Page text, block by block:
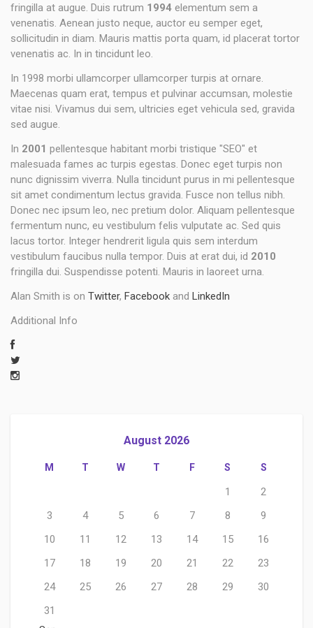
fringilla at augue. Duis rutrum 1994 elementum sem a
venenatis. Aenean justo neque, auctor eu semper eget,
sollicitudin in diam. Mauris mattis porta quam, id placerat tortor
venenatis ac. In in tincidunt leo.
In 1998 morbi ullamcorper ullamcorper turpis at ornare.
Maecenas quam erat, tempus et pulvinar accumsan, molestie
vitae nisi. Vivamus dui sem, ultricies eget vehicula sed, gravida
sed augue.
In 2001 pellentesque habitant morbi tristique "SEO" et
malesuada fames ac turpis egestas. Donec eget turpis non
nunc dignissim viverra. Nulla tincidunt purus in mi pellentesque
sit amet condimentum lectus gravida. Fusce non tellus nibh.
Donec nec ipsum leo, nec pretium dolor. Aliquam pellentesque
fermentum nunc, eu vestibulum felis vulputate ac. Sed quis
lacus tortor. Integer hendrerit ligula quis sem interdum
vestibulum faucibus nulla tempor. Duis at erat dui, id 2010
fringilla dui. Suspendisse potenti. Mauris in laoreet urna.
Alan Smith is on Twitter, Facebook and LinkedIn
Additional Info
August 2026
M T W T F S S
1
2
3
4 5 6 7 8
9
10
11 12 13 14 15
16
17
18 19 20 21 22
23
24
25 26 27 28 29
30
31